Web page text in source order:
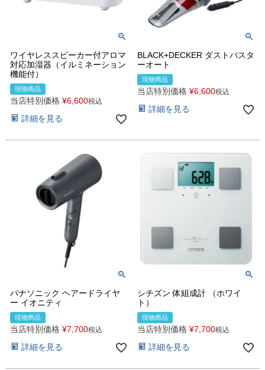
ワイヤレススピーカー付アロマ
対応加湿器（イルミネーション
機能付）
現物商品
当店特別価格 ¥6,600税込
詳細を見る
BLACK+DECKER ダストバスタ
ーオート
現物商品
当店特別価格 ¥6,600税込
詳細を見る
パナソニック ヘアードライヤ
ー イオニティ
現物商品
当店特別価格 ¥7,700税込
詳細を見る
シチズン 体組成計 （ホワイ
ト）
現物商品
当店特別価格 ¥7,700税込
詳細を見る